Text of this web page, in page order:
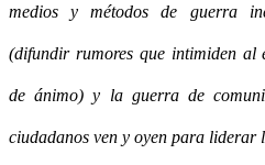
medios y métodos de guerra
(difundir rumores que intimiden al
de ánimo) y la guerra de
ciudadanos ven y oyen para liderar